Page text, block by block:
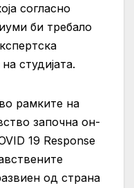
согласно
би требало
студијата.
рамките на
започна он-
19 Response
од страна